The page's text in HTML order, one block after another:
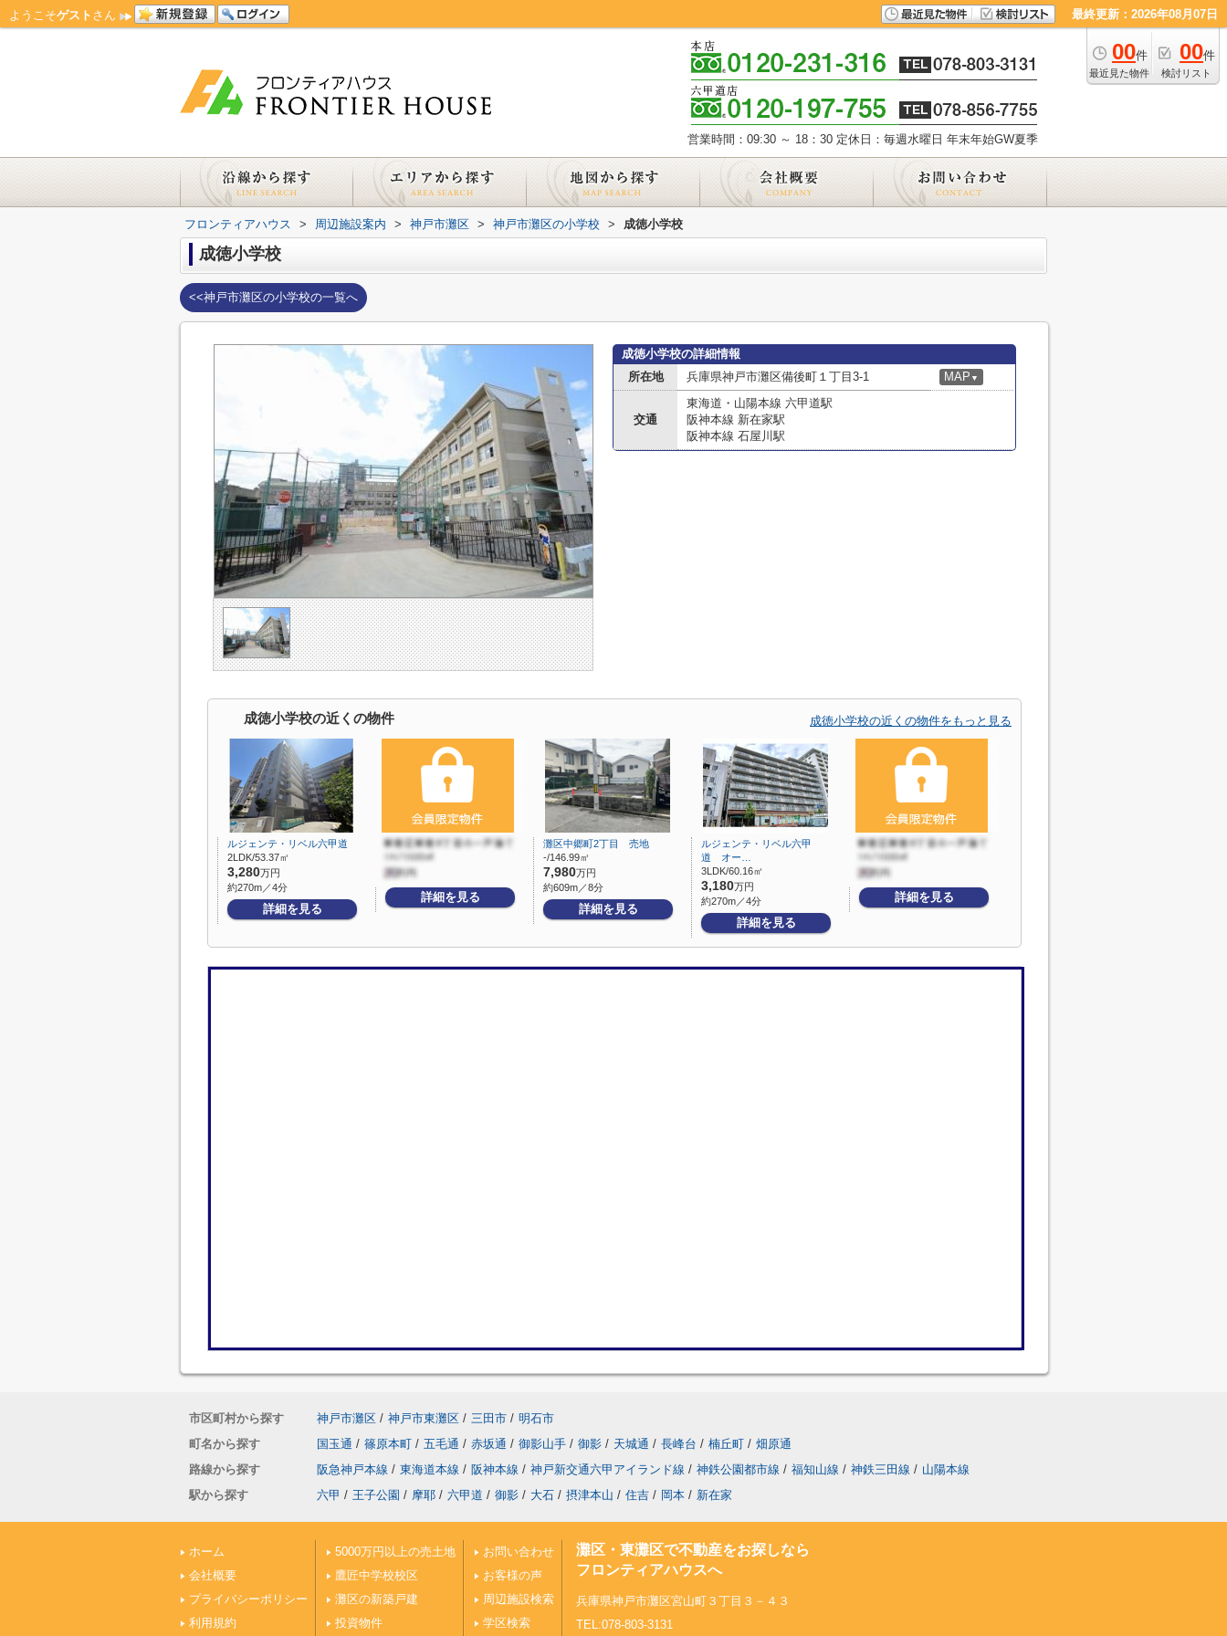
ようこそゲスト さん 最終更新：2026年08月07日
00件
最近見た物件
00件
検討リスト
営業時間：09:30 ～ 18：30 定休日：毎週水曜日 年末年始GW夏季
フロンティアハウス > 周辺施設案内 > 神戸市灘区 > 神戸市灘区の小学校 > 成徳小学校
成徳小学校
<<神戸市灘区の小学校の一覧へ
成徳小学校の詳細情報
所在地
兵庫県神戸市灘区備後町１丁目3-1 MAP ▼
交通
東海道・山陽本線 六甲道駅
阪神本線 新在家駅
阪神本線 石屋川駅
成徳小学校の近くの物件 成徳小学校の近くの物件をもっと見る
ルジェンテ・リベル六甲道
2LDK/53.37㎡
3,280万円
約270m／4分
詳細を見る
詳細を見る
灘区中郷町2丁目 売地
-/146.99㎡
7,980万円
約609m／8分
詳細を見る
ルジェンテ・リベル六甲
道 オー…
3LDK/60.16㎡
3,180万円
約270m／4分
詳細を見る
詳細を見る
市区町村から探す 神戸市灘区 / 神戸市東灘区 / 三田市 / 明石市
町名から探す
国玉通 / 篠原本町 / 五毛通 / 赤坂通 / 御影山手 / 御影 / 天城通 / 長峰台 / 楠丘町 / 畑原通
路線から探す
阪急神戸本線 / 東海道本線 / 阪神本線 / 神戸新交通六甲アイランド線 / 神鉄公園都市線 / 福知山線 / 神鉄三田線 / 山陽本線
駅から探す
六甲 / 王子公園 / 摩耶 / 六甲道 / 御影 / 大石 / 摂津本山 / 住吉 / 岡本 / 新在家
ホーム
会社概要
プライバシーポリシー
利用規約
5000万円以上の売土地
鷹匠中学校校区
灘区の新築戸建
投資物件
お問い合わせ
お客様の声
周辺施設検索
学区検索
灘区・東灘区で不動産をお探しなら
フロンティアハウスへ
兵庫県神戸市灘区宮山町３丁目３－４３
TEL:078-803-3131